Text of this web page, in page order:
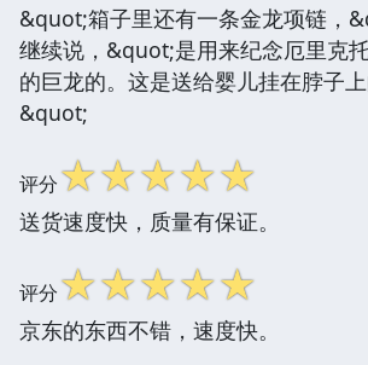
&quot;箱子里还有一条金龙项链，
继续说，&quot;是用来纪念厄里克
的巨龙的。这是送给婴儿挂在脖子上
&quot;
评分☆☆☆☆☆
送货速度快，质量有保证。
评分☆☆☆☆☆
京东的东西不错，速度快。